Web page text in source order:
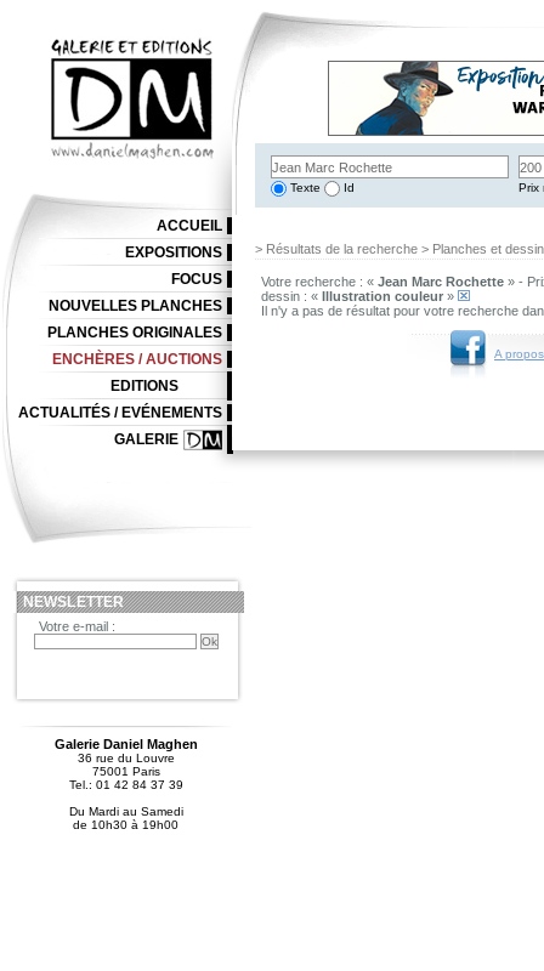
Texte Id Prix
> Résultats de la recherche > Planches et
Votre recherche : « Jean Marc Rochette » -
dessin : « Illustration couleur »
Il n'y a pas de résultat pour votre recherche
A
ACCUEIL
EXPOSITIONS
FOCUS
NOUVELLES PLANCHES
PLANCHES ORIGINALES
ENCHÈRES / AUCTIONS
EDITIONS
ACTUALITÉS / EVÉNEMENTS
GALERIE
NEWSLETTER
Votre e-mail :
Galerie Daniel Maghen
36 rue du Louvre
75001 Paris
Tel.: 01 42 84 37 39
Du Mardi au Samedi
de 10h30 à 19h00